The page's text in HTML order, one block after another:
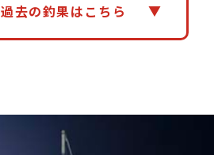
過去の釣果はこちら